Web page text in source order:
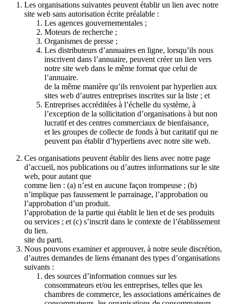
Les organisations suivantes peuvent établir un lien avec notre
site web sans autorisation écrite préalable :
Les agences gouvernementales ;
Moteurs de recherche ;
Organismes de presse ;
Les distributeurs d’annuaires en ligne, lorsqu’ils nous
inscrivent dans l’annuaire, peuvent créer un lien vers
notre site web dans le même format que celui de
l’annuaire.
de la même manière qu’ils renvoient par hyperlien aux
sites web d’autres entreprises inscrites sur la liste ; et
Entreprises accréditées à l’échelle du système, à
l’exception de la sollicitation d’organisations à but non
lucratif et des centres commerciaux de bienfaisance,
et les groupes de collecte de fonds à but caritatif qui ne
peuvent pas établir d’hyperliens avec notre site web.
Ces organisations peuvent établir des liens avec notre page
d’accueil, nos publications ou d’autres informations sur le site
web, pour autant que
comme lien : (a) n’est en aucune façon trompeuse ; (b)
n’implique pas faussement le parrainage, l’approbation ou
l’approbation d’un produit.
l’approbation de la partie qui établit le lien et de ses produits
ou services ; et (c) s’inscrit dans le contexte de l’établissement
du lien.
site du parti.
Nous pouvons examiner et approuver, à notre seule discrétion,
d’autres demandes de liens émanant des types d’organisations
suivants :
des sources d’information connues sur les
consommateurs et/ou les entreprises, telles que les
chambres de commerce, les associations américaines de